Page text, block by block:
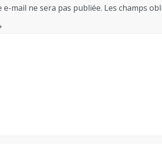
e-mail ne sera pas publiée. Les champs